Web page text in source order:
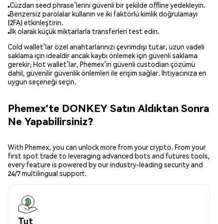
Cüzdan seed phrase’lerini güvenli bir şekilde offline yedekleyin.
Benzersiz parolalar kullanın ve iki faktörlü kimlik doğrulamayı
(2FA) etkinleştirin.
İlk olarak küçük miktarlarla transferleri test edin.
Cold wallet’lar özel anahtarlarınızı çevrimdışı tutar, uzun vadeli
saklama için idealdir ancak kaybı önlemek için güvenli saklama
gerekir; Hot wallet’lar, Phemex’in güvenli custodian çözümü
dahil, güvenilir güvenlik önlemleri ile erişim sağlar. İhtiyacınıza en
uygun seçeneği seçin.
Phemex'te DONKEY Satın Aldıktan Sonra
Ne Yapabilirsiniz?
With Phemex, you can unlock more from your crypto. From your
first spot trade to leveraging advanced bots and futures tools,
every feature is powered by our industry-leading security and
24/7 multilingual support.
Tut